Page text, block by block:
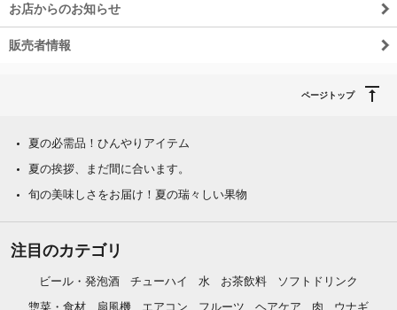
お店からのお知らせ
販売者情報
ページトップ
夏の必需品！ひんやりアイテム
夏の挨拶、まだ間に合います。
旬の美味しさをお届け！夏の瑞々しい果物
注目のカテゴリ
ビール・発泡酒 チューハイ 水 お茶飲料
ソフトドリンク
惣菜・食材
扇風機 エアコン フルーツ ヘアケア 肉 ウナギ